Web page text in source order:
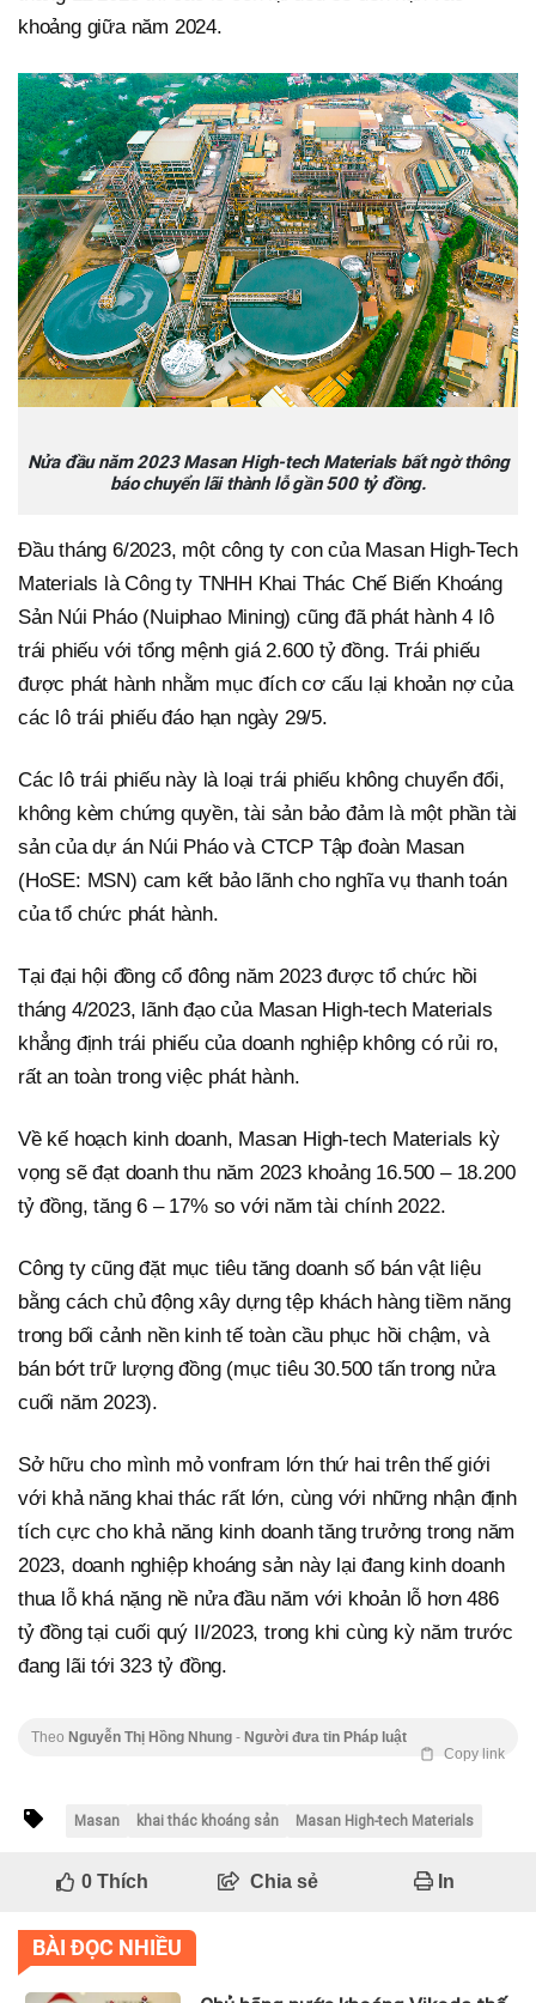
khoảng giữa năm 2024.
Nửa đầu năm 2023 Masan High-tech Materials bất ngờ thông
báo chuyển lãi thành lỗ gần 500 tỷ đồng.
Đầu tháng 6/2023, một công ty con của Masan High-Tech
Materials là Công ty TNHH Khai Thác Chế Biến Khoáng
Sản Núi Pháo (Nuiphao Mining) cũng đã phát hành 4 lô
trái phiếu với tổng mệnh giá 2.600 tỷ đồng. Trái phiếu
được phát hành nhằm mục đích cơ cấu lại khoản nợ của
các lô trái phiếu đáo hạn ngày 29/5.
Các lô trái phiếu này là loại trái phiếu không chuyển đổi,
không kèm chứng quyền, tài sản bảo đảm là một phần tài
sản của dự án Núi Pháo và CTCP Tập đoàn Masan
(HoSE: MSN) cam kết bảo lãnh cho nghĩa vụ thanh toán
của tổ chức phát hành.
Tại đại hội đồng cổ đông năm 2023 được tổ chức hồi
tháng 4/2023, lãnh đạo của Masan High-tech Materials
khẳng định trái phiếu của doanh nghiệp không có rủi ro,
rất an toàn trong việc phát hành.
Về kế hoạch kinh doanh, Masan High-tech Materials kỳ
vọng sẽ đạt doanh thu năm 2023 khoảng 16.500 – 18.200
tỷ đồng, tăng 6 – 17% so với năm tài chính 2022.
Công ty cũng đặt mục tiêu tăng doanh số bán vật liệu
bằng cách chủ động xây dựng tệp khách hàng tiềm năng
trong bối cảnh nền kinh tế toàn cầu phục hồi chậm, và
bán bớt trữ lượng đồng (mục tiêu 30.500 tấn trong nửa
cuối năm 2023).
Sở hữu cho mình mỏ vonfram lớn thứ hai trên thế giới
với khả năng khai thác rất lớn, cùng với những nhận định
tích cực cho khả năng kinh doanh tăng trưởng trong năm
2023, doanh nghiệp khoáng sản này lại đang kinh doanh
thua lỗ khá nặng nề nửa đầu năm với khoản lỗ hơn 486
tỷ đồng tại cuối quý II/2023, trong khi cùng kỳ năm trước
đang lãi tới 323 tỷ đồng.
Theo Nguyễn Thị Hồng Nhung - Người đưa tin Pháp luật
Copy link
Masan khai thác khoáng sản Masan High-tech Materials
0Thích Chia sẻ In
BÀI ĐỌC NHIỀU